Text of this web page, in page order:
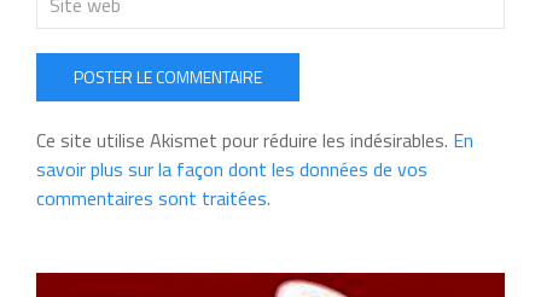
POSTER LE COMMENTAIRE
Ce site utilise Akismet pour réduire les indésirables. En
savoir plus sur la façon dont les données de vos
commentaires sont traitées.